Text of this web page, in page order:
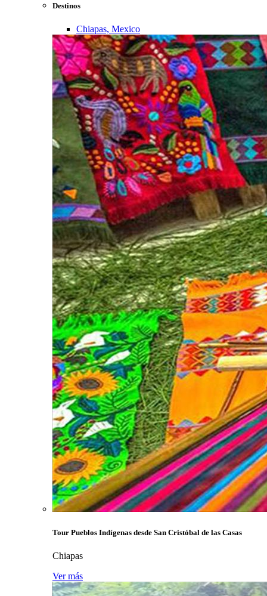
Destinos
Chiapas, Mexico
Tour Pueblos Indígenas desde San Cristóbal de las Casas
Chiapas
Ver más